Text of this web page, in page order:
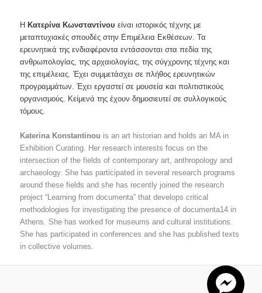
Η Κατερίνα Κωνσταντίνουείναι ιστορικός τέχνης με
μεταπτυχιακές σπουδές στην Επιμέλεια Εκθέσεων. Τα
ερευνητικά της ενδιαφέροντα εντάσσονται στα πεδία της
ανθρωπολογίας, της αρχαιολογίας, της σύγχρονης τέχνης και
της επιμέλειας. Έχει συμμετάσχει σε πλήθος ερευνητικών
προγραμμάτων. Έχει εργαστεί σε μουσεία και πολιτιστικούς
οργανισμούς. Κείμενά της έχουν δημοσιευτεί σε συλλογικούς
τόμους.
Katerina Konstantinou is an art historian and holds an MA in
Exhibition Curating. Her research interests focus on the
intersection of the fields of contemporary art, anthropology and
archaeology. She has participated in several research programs
around these fields and she has recently joined the research
project “Learning from documenta” that develops critical
methodologies for investigating the presence of documenta14 in
Athens. She has worked for museums and cultural institutions.
She has participated in conferences and she has published texts
in collective volumes.